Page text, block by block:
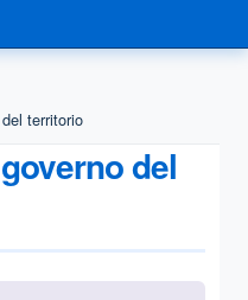
territorio
del